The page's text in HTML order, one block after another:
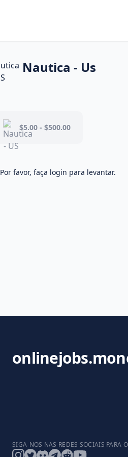
Nautica - Us
$5.00 - $500.00
Por favor, faça login para levantar.
SIGA-NOS NAS REDES SOCIAIS PARA